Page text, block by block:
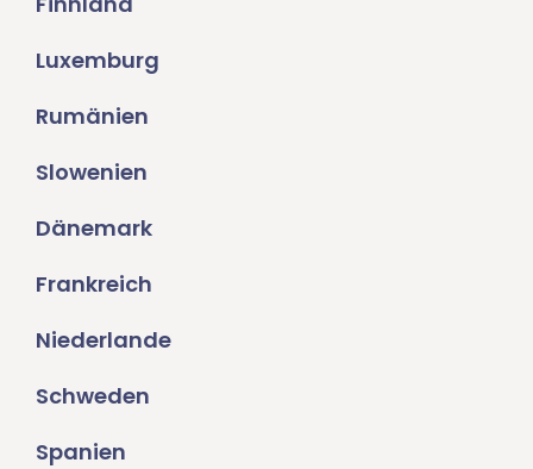
Luxemburg
Rumänien
Slowenien
Dänemark
Frankreich
Niederlande
Schweden
Spanien